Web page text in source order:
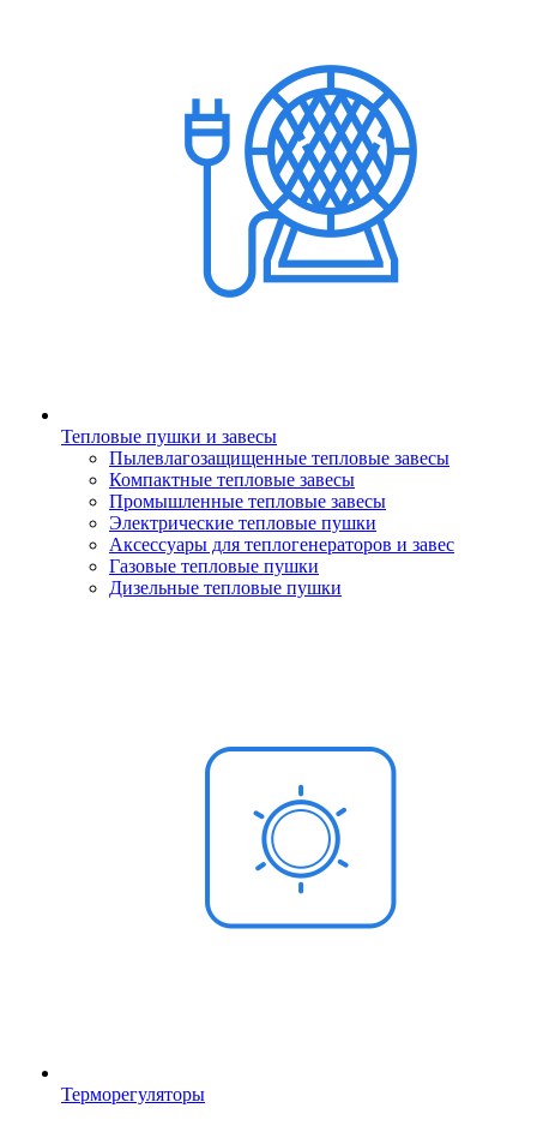
Тепловые пушки и завесы
Пылевлагозащищенные тепловые завесы
Компактные тепловые завесы
Промышленные тепловые завесы
Электрические тепловые пушки
Аксессуары для теплогенераторов и завес
Газовые тепловые пушки
Дизельные тепловые пушки
Терморегуляторы